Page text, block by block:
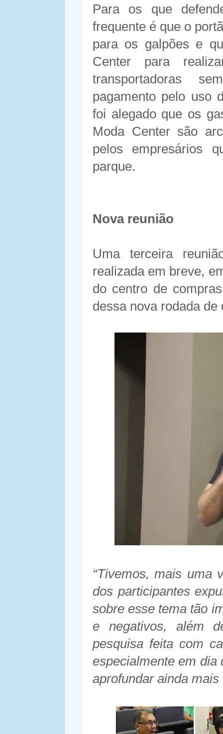
Para os que
frequente é que o
para os galpões e
Center para
transportadoras
pagamento pelo uso
foi alegado que os
Moda Center são
pelos empresários
parque.
Nova reunião
Uma terceira
realizada em breve,
do centro de
dessa nova rodada de
“Tivemos, mais uma
dos participantes
sobre esse tema tão
e negativos, além
pesquisa feita com
especialmente em dia
aprofundar ainda mais